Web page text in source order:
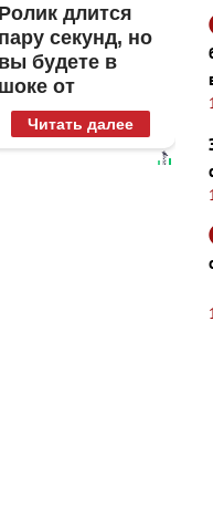
Ролик длится
пару секунд, но
вы будете в
шоке от
увиденного
Читать далее